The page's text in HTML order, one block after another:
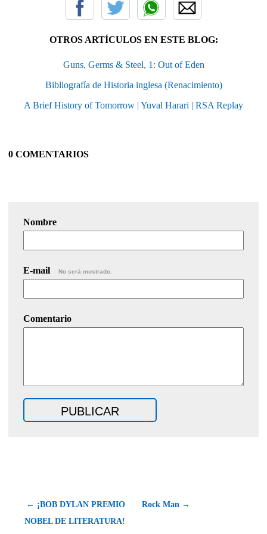
OTROS ARTÍCULOS EN ESTE BLOG:
Guns, Germs & Steel, 1: Out of Eden
Bibliografía de Historia inglesa (Renacimiento)
A Brief History of Tomorrow | Yuval Harari | RSA Replay
0 COMENTARIOS
Nombre
E-mail No será mostrado.
Comentario
← ¡BOB DYLAN PREMIO
NOBEL DE LITERATURA!
Rock Man →